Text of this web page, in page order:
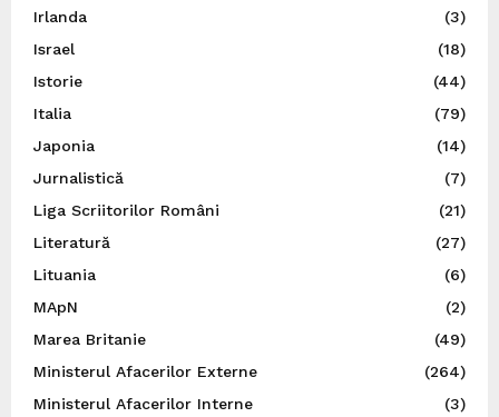
Irlanda
(3)
Israel
(18)
Istorie
(44)
Italia
(79)
Japonia
(14)
Jurnalistică
(7)
Liga Scriitorilor Români
(21)
Literatură
(27)
Lituania
(6)
MApN
(2)
Marea Britanie
(49)
Ministerul Afacerilor Externe
(264)
Ministerul Afacerilor Interne
(3)